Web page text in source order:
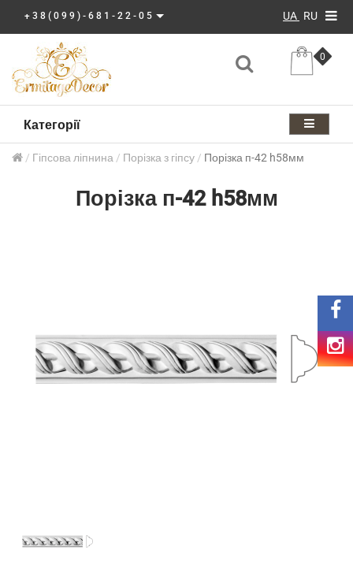
+38(099)-681-22-05 UA RU
0
Категорії
Гіпсова ліпнина Порізка з гіпсу Порізка п-42 h58мм
Порізка п-42 h58мм